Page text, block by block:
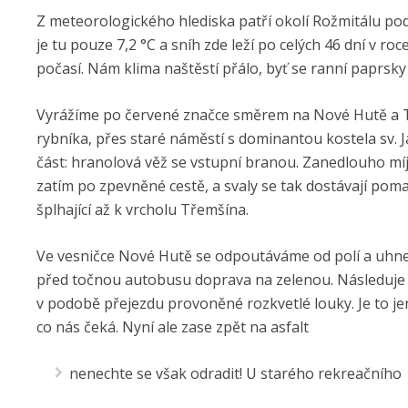
Z meteorologického hlediska patří okolí Rožmitálu
je tu pouze 7,2 °C a sníh zde leží po celých 46 dní v
počasí. Nám klima naštěstí přálo, byť se ranní
Vyrážíme po červené značce směrem na Nové Hutě
rybníka, přes staré náměstí s dominantou kostela sv.
část: hranolová věž se vstupní branou. Zanedlouho
zatím po zpevněné cestě, a svaly se tak dostávají
šplhající až k vrcholu Třemšína.
Ve vesničce Nové Hutě se odpoutáváme od polí a
před točnou autobusu doprava na zelenou.
v podobě přejezdu provoněné rozkvetlé louky. Je to
co nás čeká. Nyní ale zase zpět na asfalt
nenechte se však odradit! U starého rekreačního